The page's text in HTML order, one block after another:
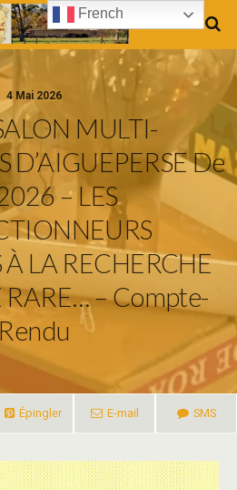
4 Mai 2026
MULTI-
D’AIGUEPERSE De
– LES
À LA RECHERCHE
RARE… – Compte-
Rendu
Épingler E-mail SMS
French